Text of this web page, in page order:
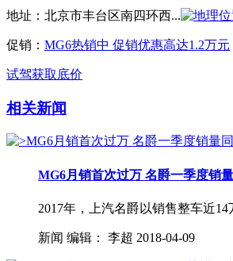
地址： 北京市丰台区南四环西...
促销： MG6热销中 促销优惠高达1.2万元
试驾获取底价
相关新闻
MG6月销首次过万 名爵一季度销
2017年，上汽名爵以销售整车近
新闻 编辑： 李超 2018-04-09